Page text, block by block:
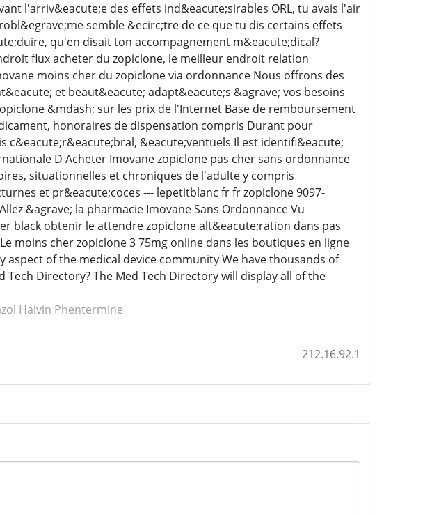
l'arriv&eacute;e des effets ind&eacute;sirables ORL, tu avais l'air
semble &ecirc;tre de ce que tu dis certains effets
qu'en disait ton accompagnement m&eacute;dical?
flux acheter du zopiclone, le meilleur endroit relation
moins cher du zopiclone via ordonnance Nous offrons des
et beaut&eacute; adapt&eacute;s &agrave; vos besoins
&mdash; sur les prix de l'Internet Base de remboursement
honoraires de dispensation compris Durant pour
&eacute;ventuels Il est identifi&eacute;
D Acheter Imovane zopiclone pas cher sans ordonnance
situationnelles et chroniques de l'adulte y compris
et pr&eacute;coces --- lepetitblanc fr fr zopiclone 9097-
&agrave; la pharmacie Imovane Sans Ordonnance Vu
black obtenir le attendre zopiclone alt&eacute;ration dans pas
moins cher zopiclone 3 75mg online dans les boutiques en ligne
of the medical device community We have thousands of
Directory? The Med Tech Directory will display all of the
Halvin Phentermine
212.16.92.1